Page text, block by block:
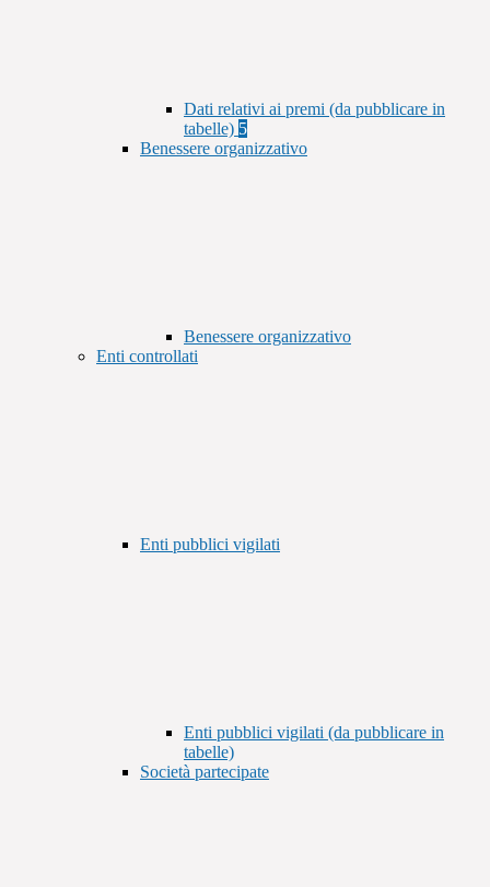
Dati relativi ai premi (da pubblicare in
tabelle) 5
Benessere organizzativo
Benessere organizzativo
Enti controllati
Enti pubblici vigilati
Enti pubblici vigilati (da pubblicare in
tabelle)
Società partecipate